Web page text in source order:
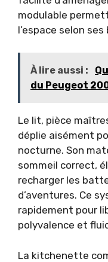
modulable
l’espace selon ses
À lire aussi :
du Peugeot
Le lit, pièce
déplie aisément
nocturne. Son
sommeil correct,
recharger les
d’aventures. Ce
rapidement pour
polyvalence et
La kitchenette